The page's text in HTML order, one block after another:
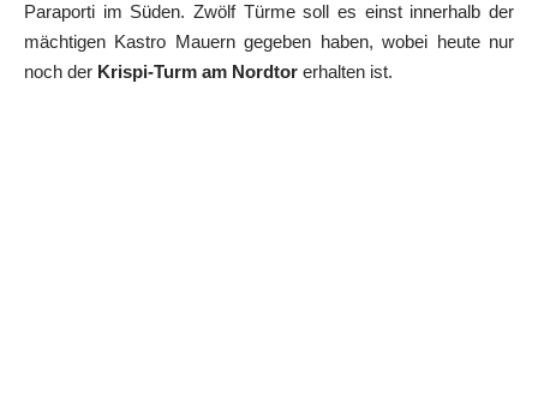
Paraporti im Süden. Zwölf Türme soll es einst innerhalb der
mächtigen Kastro Mauern gegeben haben, wobei heute nur
noch der Krispi-Turm am Nordtor erhalten ist.